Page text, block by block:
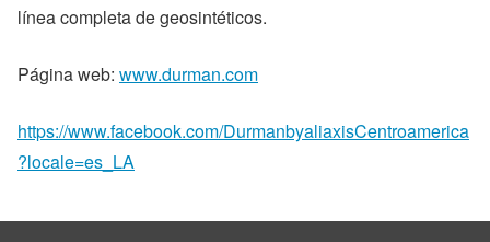
línea completa de geosintéticos.
Página web: www.durman.com
https://www.facebook.com/DurmanbyaliaxisCentroamerica
?locale=es_LA